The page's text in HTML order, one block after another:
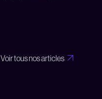
Voir tous nos articles